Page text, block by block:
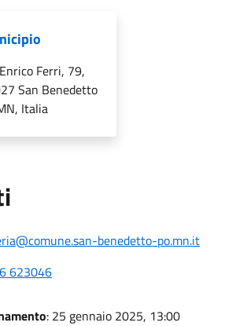
Ferri, 79,
San Benedetto
Italia
benedetto-po.mn.it
623046
: 25 gennaio 2025, 13:00